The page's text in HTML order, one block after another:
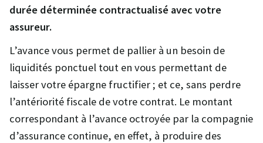
durée déterminée contractualisé avec votre
assureur.
L’avance vous permet de pallier à un besoin de
liquidités ponctuel tout en vous permettant de
laisser votre épargne fructifier ; et ce, sans perdre
l’antériorité fiscale de votre contrat. Le montant
correspondant à l’avance octroyée par la compagnie
d’assurance continue, en effet, à produire des